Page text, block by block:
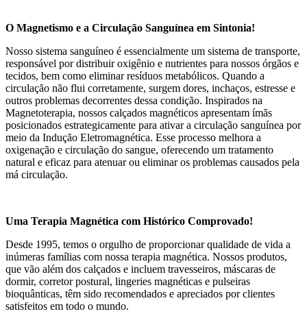
O Magnetismo e a Circulação Sanguínea em Sintonia!
Nosso sistema sanguíneo é essencialmente um sistema de transporte,
responsável por distribuir oxigênio e nutrientes para nossos órgãos e
tecidos, bem como eliminar resíduos metabólicos. Quando a
circulação não flui corretamente, surgem dores, inchaços, estresse e
outros problemas decorrentes dessa condição. Inspirados na
Magnetoterapia, nossos calçados magnéticos apresentam ímãs
posicionados estrategicamente para ativar a circulação sanguínea por
meio da Indução Eletromagnética. Esse processo melhora a
oxigenação e circulação do sangue, oferecendo um tratamento
natural e eficaz para atenuar ou eliminar os problemas causados pela
má circulação.
Uma Terapia Magnética com Histórico Comprovado!
Desde 1995, temos o orgulho de proporcionar qualidade de vida a
inúmeras famílias com nossa terapia magnética. Nossos produtos,
que vão além dos calçados e incluem travesseiros, máscaras de
dormir, corretor postural, lingeries magnéticas e pulseiras
bioquânticas, têm sido recomendados e apreciados por clientes
satisfeitos em todo o mundo.